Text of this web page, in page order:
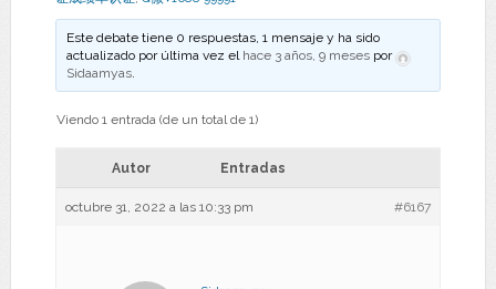
Este debate tiene 0 respuestas, 1 mensaje y ha sido
actualizado por última vez el hace 3 años, 9 meses por
Sidaamyas.
Viendo 1 entrada (de un total de 1)
Autor Entradas
octubre 31, 2022 a las 10:33 pm #6167